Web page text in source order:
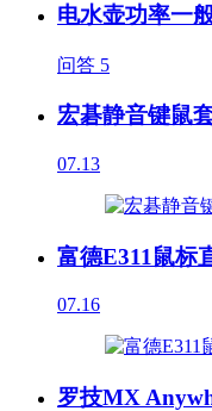
电水壶功率一
问答 5
宏碁静音键鼠
07.13
富德E311鼠标
07.16
罗技MX